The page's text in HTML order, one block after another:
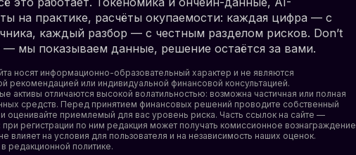
на практике, расчёты окупаемости: каждая цифра — с
каждый разбор — с честным разделом рисков. Don’t
мы показываем данные, решение остаётся за вами.
носят информационно-образовательный характер и не являются
рекомендацией или индивидуальной финансовой консультацией.
активы отличаются высокой волатильностью: возможна частичная или полная
средств. Перед принятием финансовых решений проводите собственный
и оценивайте приемлемый для вас уровень риска. Часть ссылок на сайте —
регистрации по ним редакция может получать комиссионное вознаграждение
влияет на условия для пользователя и на независимость наших оценок.
редакционной политике.